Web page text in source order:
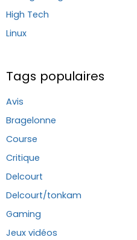
High Tech
Linux
Tags populaires
Avis
Bragelonne
Course
Critique
Delcourt
Delcourt/tonkam
Gaming
Jeux vidéos